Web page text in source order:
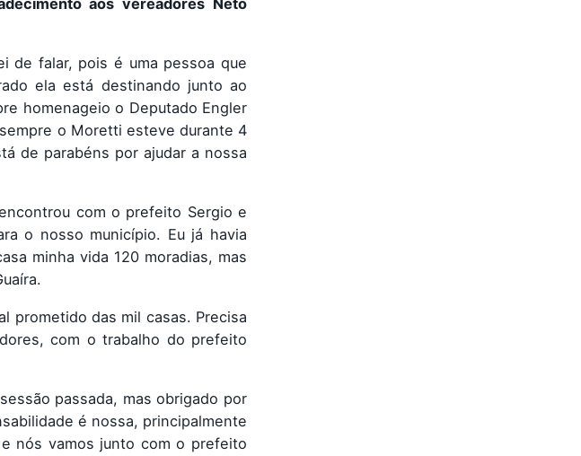
de falar, pois é uma pessoa que
ela está destinando junto ao
homenageio o Deputado Engler
o Moretti esteve durante 4
de parabéns por ajudar a nossa
com o prefeito Sergio e
o nosso município. Eu já havia
minha vida 120 moradias, mas
prometido das mil casas. Precisa
com o trabalho do prefeito
passada, mas obrigado por
é nossa, principalmente
nós vamos junto com o prefeito